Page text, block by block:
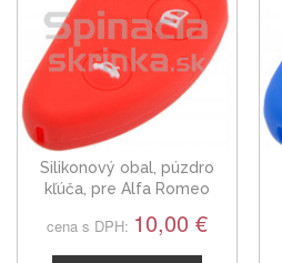
Silikonový obal, púzdro
kľúča, pre Alfa Romeo
cena s DPH: 10,00 €